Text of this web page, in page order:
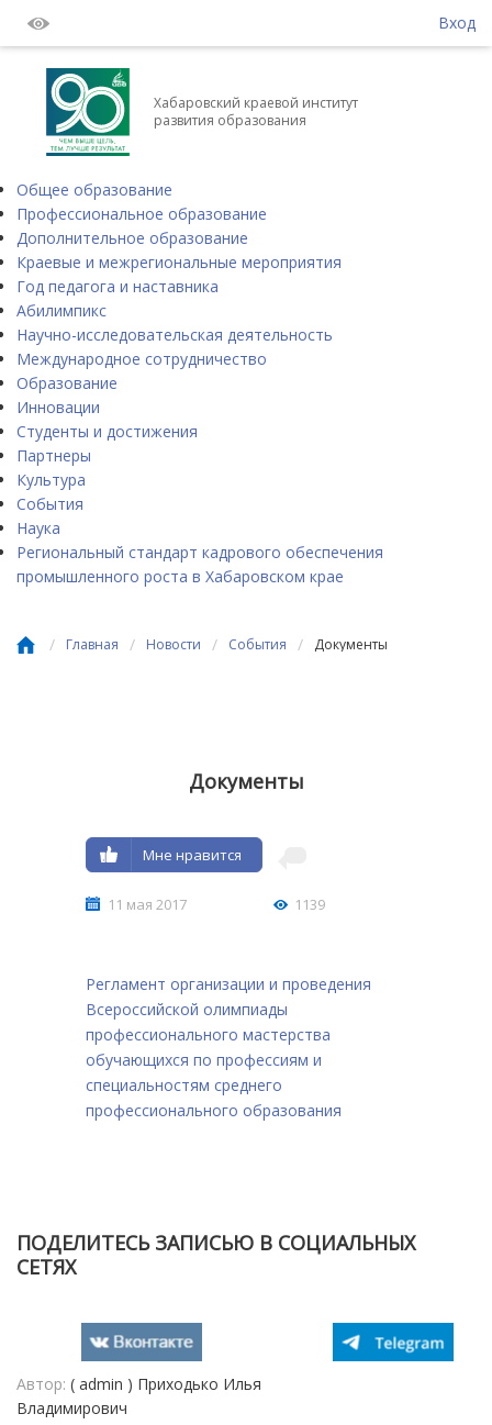
Вход
Хабаровский краевой институт
развития образования
Общее образование
Профессиональное образование
Дополнительное образование
Краевые и межрегиональные мероприятия
Год педагога и наставника
Абилимпикс
Научно-исследовательская деятельность
Международное сотрудничество
Образование
Инновации
Студенты и достижения
Партнеры
Культура
События
Наука
Региональный стандарт кадрового обеспечения
промышленного роста в Хабаровском крае
/ Главная / Новости / События / Документы
Документы
Мне нравится
11 мая 2017 1139
Регламент организации и проведения
Всероссийской олимпиады
профессионального мастерства
обучающихся по профессиям и
специальностям среднего
профессионального образования
ПОДЕЛИТЕСЬ ЗАПИСЬЮ В СОЦИАЛЬНЫХ
СЕТЯХ
Автор: ( admin ) Приходько Илья
Владимирович